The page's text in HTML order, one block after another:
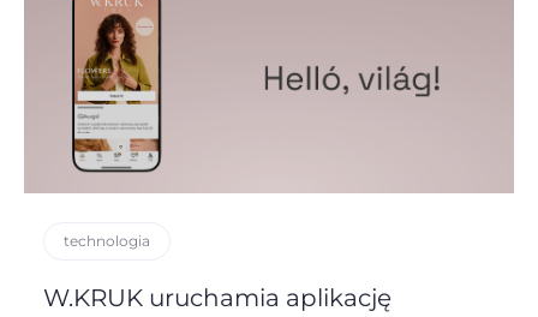
technologia
W.KRUK uruchamia aplikację